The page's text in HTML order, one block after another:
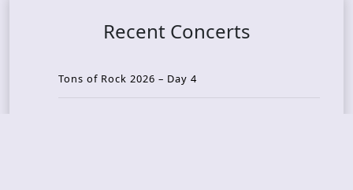
Recent Concerts
Tons of Rock 2026 – Day 4